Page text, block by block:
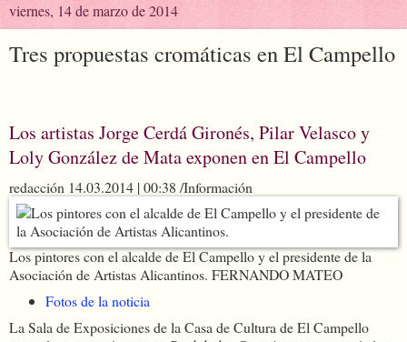
viernes, 14 de marzo de 2014
Tres propuestas cromáticas en El Campello
Los artistas Jorge Cerdá Gironés, Pilar Velasco y
Loly González de Mata exponen en El Campello
redacción 14.03.2014 | 00:38 /Información
Los pintores con el alcalde de El Campello y el presidente de la
Asociación de Artistas Alicantinos. FERNANDO MATEO
Fotos de la noticia
La Sala de Exposiciones de la Casa de Cultura de El Campello